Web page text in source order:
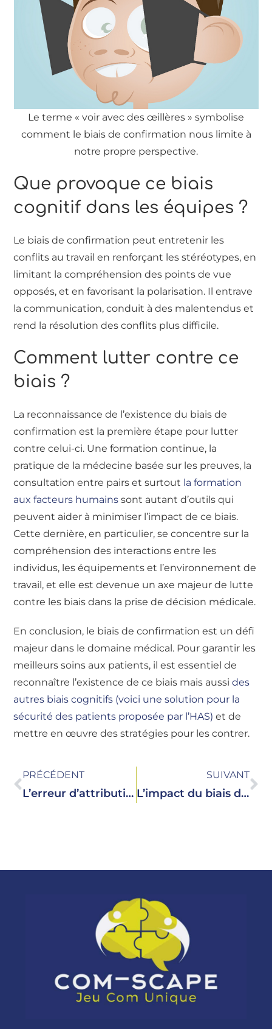
Le terme « voir avec des œillères » symbolise
comment le biais de confirmation nous limite à
notre propre perspective.
Que provoque ce biais
cognitif dans les équipes ?
Le biais de confirmation peut entretenir les
conflits au travail en renforçant les stéréotypes, en
limitant la compréhension des points de vue
opposés, et en favorisant la polarisation. Il entrave
la communication, conduit à des malentendus et
rend la résolution des conflits plus difficile.
Comment lutter contre ce
biais ?
La reconnaissance de l’existence du biais de
confirmation est la première étape pour lutter
contre celui-ci. Une formation continue, la
pratique de la médecine basée sur les preuves, la
consultation entre pairs et surtout la formation
aux facteurs humains sont autant d’outils qui
peuvent aider à minimiser l’impact de ce biais.
Cette dernière, en particulier, se concentre sur la
compréhension des interactions entre les
individus, les équipements et l’environnement de
travail, et elle est devenue un axe majeur de lutte
contre les biais dans la prise de décision médicale.
En conclusion, le biais de confirmation est un défi
majeur dans le domaine médical. Pour garantir les
meilleurs soins aux patients, il est essentiel de
reconnaître l’existence de ce biais mais aussides
autres biais cognitifs (voici une solution pour la
sécurité des patients proposée par l’HAS) et de
mettre en œuvre des stratégies pour les contrer.
PRÉCÉDENT
L’erreur d’attribution fondamentale dans les soins : un biais cognitif qui nous piège dans l’analyse des évènements indésirables
SUIVANT
L’impact du biais d’engagement dans la vie professionnelle : Exploration approfondie